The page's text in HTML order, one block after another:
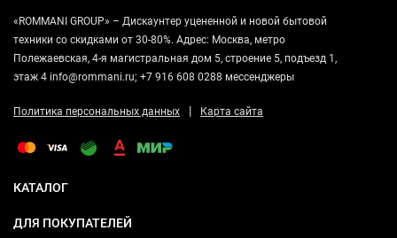
«ROMMANI GROUP» – Дискаунтер уцененной и новой бытовой
техники со скидками от 30-80%. Адрес: Москва, метро
Полежаевская, 4-я магистральная дом 5, строение 5, подъезд 1,
этаж 4 info@rommani.ru; +7 916 608 0288 мессенджеры
Политика персональных данных | Карта сайта
КАТАЛОГ
ДЛЯ ПОКУПАТЕЛЕЙ